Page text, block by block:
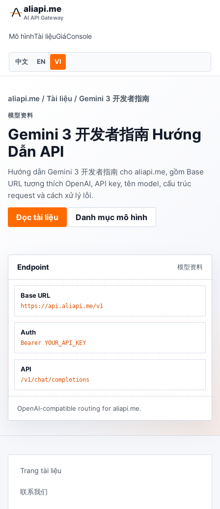
aliapi.me
AI API Gateway
Mô hìnhTài liệuGiáConsole
中文 EN VI
aliapi.me / Tài liệu / Gemini 3 开发者指南
模型资料
Gemini 3 开发者指南 Hướng
Dẫn API
Hướng dẫn Gemini 3 开发者指南 cho aliapi.me, gồm Base
URL tương thích OpenAI, API key, tên model, cấu trúc
request và cách xử lý lỗi.
Đọc tài liệu Danh mục mô hình
Endpoint 模型资料
Base URL
https://api.aliapi.me/v1
Auth
Bearer YOUR_API_KEY
API
/v1/chat/completions
OpenAI-compatible routing for aliapi.me.
Trang tài liệu
联系我们